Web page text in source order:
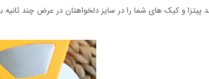
پیتزا و کیک های شما را در سایز دلخواهتان در عرض چند